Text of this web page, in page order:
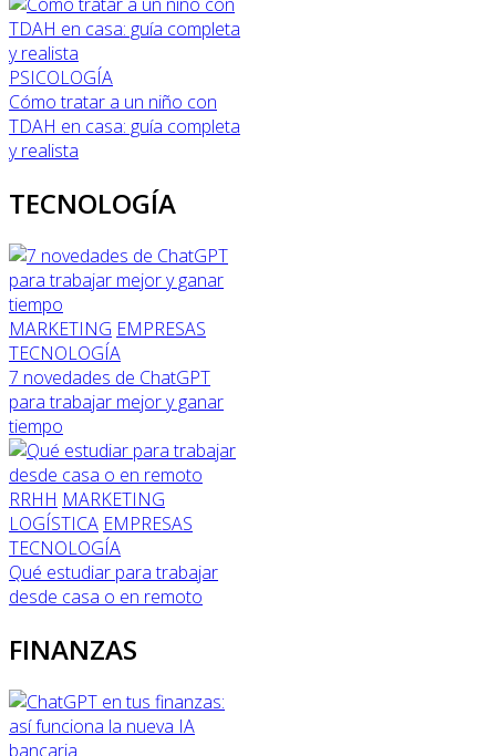
PSICOLOGÍA
Cómo tratar a un niño con
TDAH en casa: guía completa
y realista
TECNOLOGÍA
MARKETING EMPRESAS
TECNOLOGÍA
7 novedades de ChatGPT
para trabajar mejor y ganar
tiempo
RRHH MARKETING
LOGÍSTICA EMPRESAS
TECNOLOGÍA
Qué estudiar para trabajar
desde casa o en remoto
FINANZAS